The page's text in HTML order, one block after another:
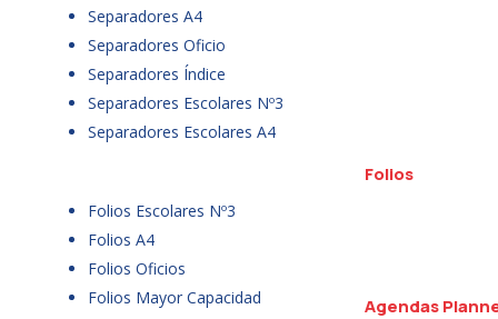
Separadores A4
Separadores Oficio
Separadores Índice
Separadores Escolares Nº3
Separadores Escolares A4
Folios
Folios Escolares Nº3
Folios A4
Folios Oficios
Folios Mayor Capacidad
Agendas